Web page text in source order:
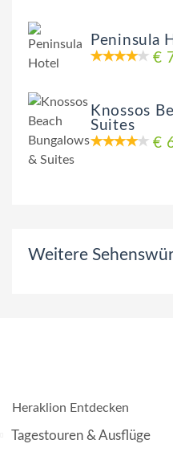
Peninsula
€
Knossos
Suites
€
Weitere
Heraklion Entdecken
Tagestouren & Ausflüge